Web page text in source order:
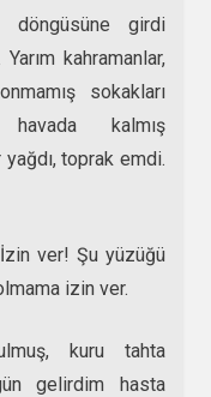
döngüsüne girdi
kahramanlar,
sokakları
havada kalmış
toprak emdi.
ver! Şu yüzüğü
izin ver.
kuru tahta
gelirdim hasta